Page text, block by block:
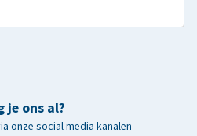
je ons al?
onze social media kanalen